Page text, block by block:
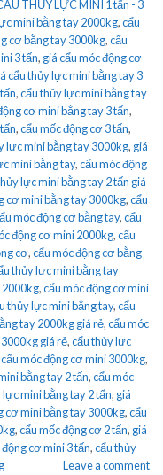
THỦY LỰC MINI 1 tấn - 3
mini bằng tay 2000kg,cẩu
cơ bằng tay 3000kg,cẩu
3 tấn, giá cẩu móc động cơ
cẩu thủy lực mini bằng tay 3
,cẩu thủy lực mini bằng tay
cơ mini bằng tay 3 tấn,
,cẩu mốc động cơ 3 tấn,
lực mini bằng tay 3000kg, giá
mini bằng tay,cẩu móc động
lực mini bằng tay 2 tấn giá
cơ mini bằng tay 3000kg,cẩu
móc động cơ bằng tay,cẩu
động cơ mini 2000kg,cẩu
cơ,cẩu móc động cơ bằng
thủy lực mini bằng tay
2000kg,cẩu móc động cơ mini
thủy lực mini bằng tay,cẩu
tay 2000kg giá rẻ,cẩu móc
giá rẻ,cẩu thủy lực
cẩu móc động cơ mini 3000kg,
bằng tay 2 tấn,cẩu móc
mini bằng tay 2 tấn, giá
cơ mini bằng tay 3000kg,cẩu
,cẩu mốc động cơ 2 tấn, giá
cơ mini 3 tấn,cẩu thủy
Leave a comment